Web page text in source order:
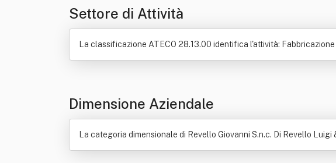
Settore di Attività
La classificazione ATECO 28.13.00 identifica l'attività:
Dimensione Aziendale
La categoria dimensionale di Revello Giovanni S.n.c. Di Revello Luigi